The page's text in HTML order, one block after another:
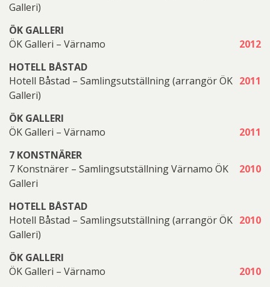
Galleri)
ÖK GALLERI
ÖK Galleri – Värnamo
2012
HOTELL BÅSTAD
Hotell Båstad – Samlingsutställning (arrangör ÖK
Galleri)
2011
ÖK GALLERI
ÖK Galleri – Värnamo
2011
7 KONSTNÄRER
7 Konstnärer – Samlingsutställning Värnamo ÖK
Galleri
2010
HOTELL BÅSTAD
Hotell Båstad – Samlingsutställning (arrangör ÖK
Galleri)
2010
ÖK GALLERI
ÖK Galleri – Värnamo
2010